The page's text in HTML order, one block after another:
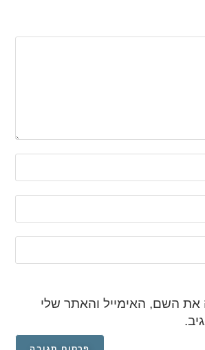
את השם, האימייל והאתר שלי